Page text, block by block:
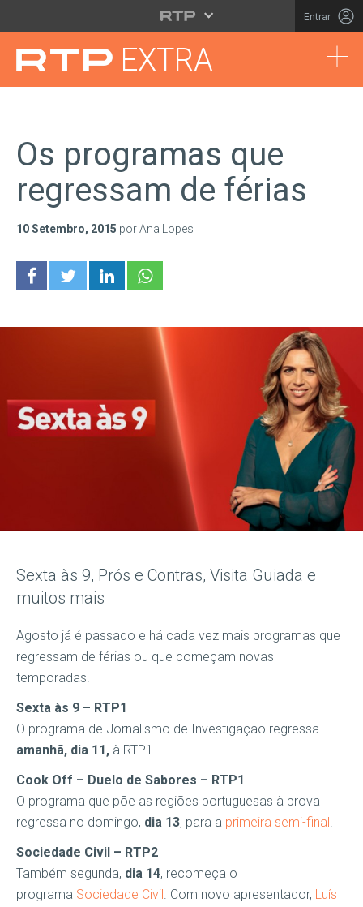
Saltar para o conteúdo principal
Entrar
EXTRA
Os programas que
regressam de férias
10 Setembro, 2015 por Ana Lopes
Sexta às 9, Prós e Contras, Visita Guiada e
muitos mais
Agosto já é passado e há cada vez mais programas que
regressam de férias ou que começam novas
temporadas.
Sexta às 9 – RTP1
O programa de Jornalismo de Investigação regressa
amanhã, dia 11, à RTP1.
Cook Off – Duelo de Sabores – RTP1
O programa que põe as regiões portuguesas à prova
regressa no domingo, dia 13, para a primeira semi-final.
Sociedade Civil – RTP2
Também segunda, dia 14, recomeça o
programa Sociedade Civil. Com novo apresentador, Luís